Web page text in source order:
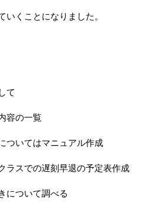
くことになりました。
て
容の一覧
ついてはマニュアル作成
ラスでの遅刻早退の予定表作成
について調べる